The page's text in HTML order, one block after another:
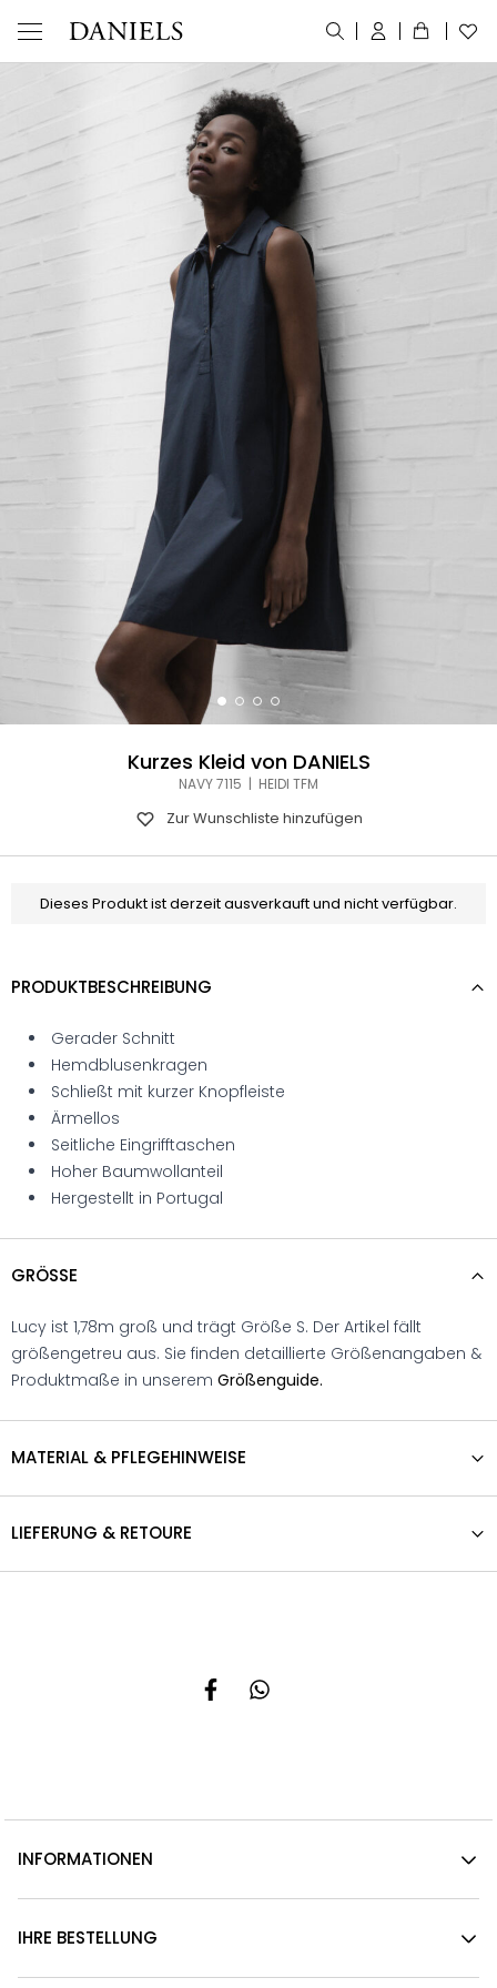
Kurzes Kleid von DANIELS
NAVY 7115 | HEIDI TFM
Zur Wunschliste hinzufügen
Dieses Produkt ist derzeit ausverkauft und nicht verfügbar.
PRODUKTBESCHREIBUNG
Gerader Schnitt
Hemdblusenkragen
Schließt mit kurzer Knopfleiste
Ärmellos
Seitliche Eingrifftaschen
Hoher Baumwollanteil
Hergestellt in Portugal
GRÖSSE
Lucy ist 1,78m groß und trägt Größe S. Der Artikel fällt
größengetreu aus. Sie finden detaillierte Größenangaben &
Produktmaße in unserem Größenguide.
MATERIAL & PFLEGEHINWEISE
LIEFERUNG & RETOURE
INFORMATIONEN
IHRE BESTELLUNG